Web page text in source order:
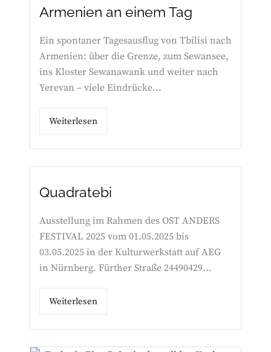
Armenien an einem Tag
Ein spontaner Tagesausflug von Tbilisi nach
Armenien: über die Grenze, zum Sewansee,
ins Kloster Sewanawank und weiter nach
Yerevan – viele Eindrücke...
Weiterlesen
Quadratebi
Ausstellung im Rahmen des OST ANDERS
FESTIVAL 2025 vom 01.05.2025 bis
03.05.2025 in der Kulturwerkstatt auf AEG
in Nürnberg. Fürther Straße 24490429...
Weiterlesen